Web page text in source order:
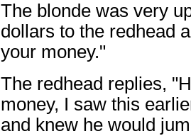
The blonde was very
dollars to the redhead
your money."
The redhead replies,
money, I saw this
and knew he would